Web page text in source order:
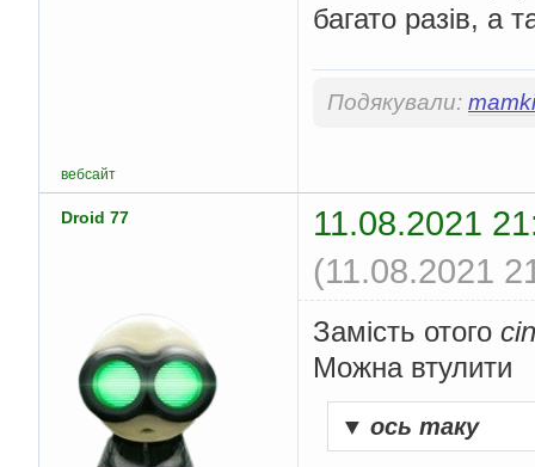
багато разів, а
Подякували:
вебсайт
Droid 77
11.08.2021
(11.08.2021
Замість отого
Можна втулити
▼ ось таку